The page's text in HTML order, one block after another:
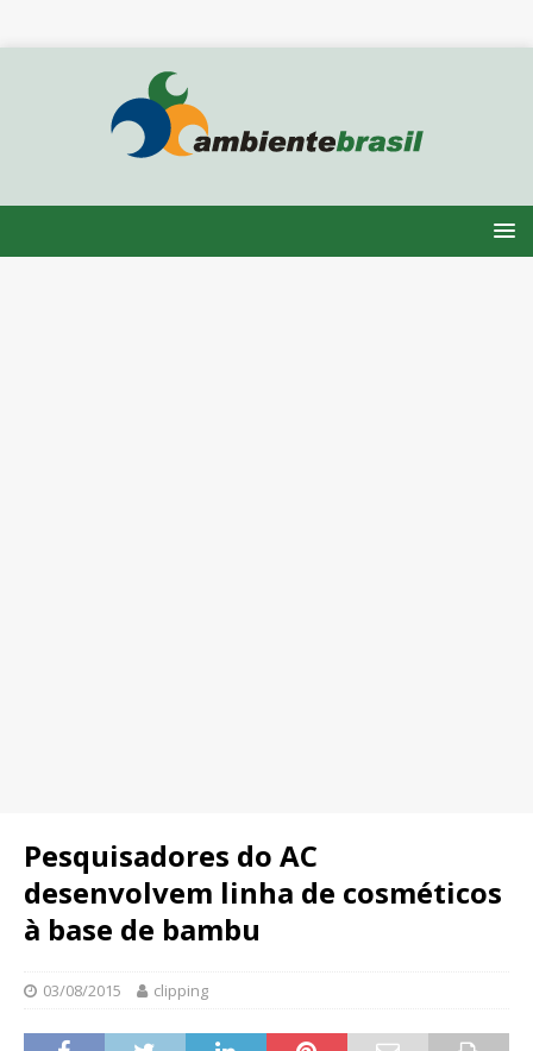
Pesquisadores do AC
desenvolvem linha de cosméticos
à base de bambu
03/08/2015 clipping